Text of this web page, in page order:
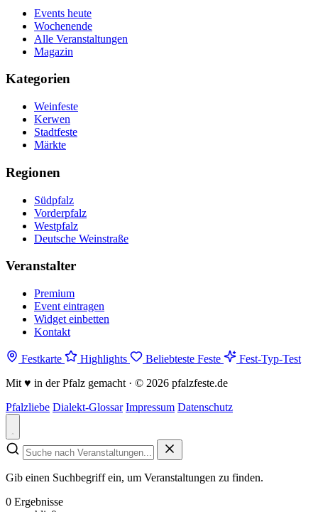
Events heute
Wochenende
Alle Veranstaltungen
Magazin
Kategorien
Weinfeste
Kerwen
Stadtfeste
Märkte
Regionen
Südpfalz
Vorderpfalz
Westpfalz
Deutsche Weinstraße
Veranstalter
Premium
Event eintragen
Widget einbetten
Kontakt
Festkarte Highlights Beliebteste Feste
Fest-Typ-Test
Mit ♥ in der Pfalz gemacht · © 2026 pfalzfeste.de
Pfalzliebe Dialekt-Glossar Impressum Datenschutz
Gib einen Suchbegriff ein, um Veranstaltungen zu finden.
0 Ergebnisse